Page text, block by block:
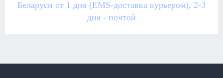
Беларуси от 1 дня (EMS-доставка курьером), 2-3
дня - почтой